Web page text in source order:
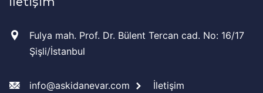
Fulya mah. Prof. Dr. Bülent Tercan cad. No: 16/17
Şişli/İstanbul
info@askidanevar.com İletişim